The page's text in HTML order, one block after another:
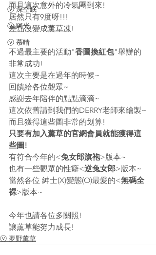
ⓥ 深空眠
ⓥ 阿光
ⓥ 慕晴
而且這次意外的冷氣團到來!
居然只有9度呀!!!
差點沒變成薰草凍!
不過最主要的活動"香圖換紅包"舉辦的
非常成功!
這次主要是在過年的時候~
回饋給各位觀眾~
感謝去年陪伴的點點滴滴~
這次依舊請到我們的DERRY老師來繪製~
而且獲得這些圖非常的划算!
只要有加入薰草的官網會員就能獲得這
些圖!
有符合今年的<兔女郎旗袍>版本~
也有一些觀眾的性癖<逆兔女郎>版本~
當然各位 紳士(X)變態(O)最愛的<無碼全
裸>版本~
今年也請各位多關照!
讓薰草能努力成長!
ⓥ 夢野薰草